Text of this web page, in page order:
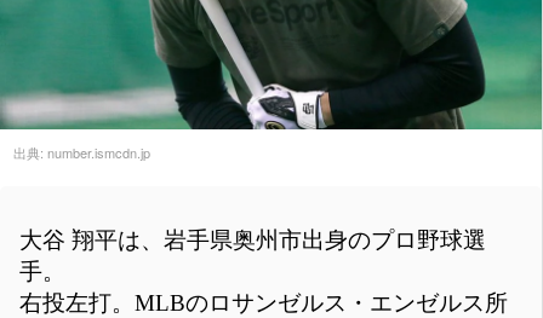
出典: number.ismcdn.jp
大谷 翔平は、岩手県奥州市出身のプロ野球選
手。
右投左打。MLBのロサンゼルス・エンゼルス所